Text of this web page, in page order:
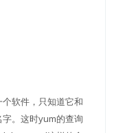
软件，只知道它和
。这时yum的查询